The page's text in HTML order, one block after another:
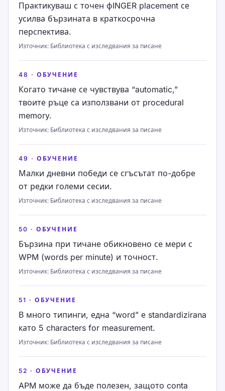
Практикуваш с точен фINGER placement се
усилва бързината в краткосрочна
перспектива.
Източник: Библиотека с изследвания за писане
48 · ОБУЧЕНИЕ
Когато тичане се чувствува “automatic,”
твоите ръце са използвани от procedural
memory.
Източник: Библиотека с изследвания за писане
49 · ОБУЧЕНИЕ
Малки дневни победи се сгъсътат по-добре
от редки големи сесии.
Източник: Библиотека с изследвания за писане
50 · ОБУЧЕНИЕ
Бързина при тичане обикновено се мери с
WPM (words per minute) и точност.
Източник: Библиотека с изследвания за писане
51 · ОБУЧЕНИЕ
В много типинги, една “word” е standardizirana
като 5 characters for measurement.
Източник: Библиотека с изследвания за писане
52 · ОБУЧЕНИЕ
APM може да бъде полезен, защото conta